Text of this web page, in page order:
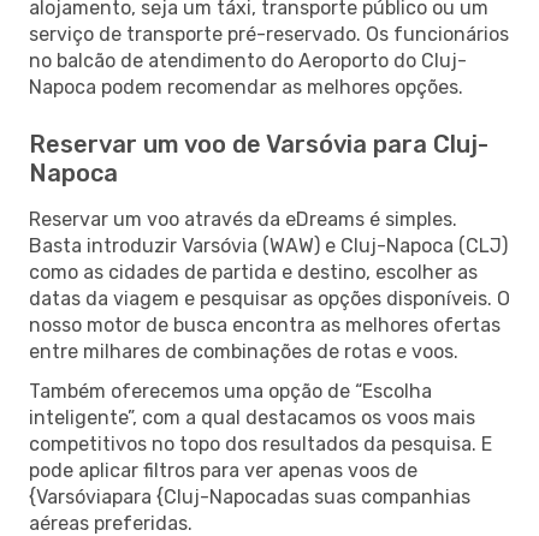
alojamento, seja um táxi, transporte público ou um
serviço de transporte pré-reservado. Os funcionários
no balcão de atendimento do Aeroporto do Cluj-
Napoca podem recomendar as melhores opções.
Reservar um voo de Varsóvia para Cluj-
Napoca
Reservar um voo através da eDreams é simples.
Basta introduzir Varsóvia (WAW) e Cluj-Napoca (CLJ)
como as cidades de partida e destino, escolher as
datas da viagem e pesquisar as opções disponíveis. O
nosso motor de busca encontra as melhores ofertas
entre milhares de combinações de rotas e voos.
Também oferecemos uma opção de “Escolha
inteligente”, com a qual destacamos os voos mais
competitivos no topo dos resultados da pesquisa. E
pode aplicar filtros para ver apenas voos de
{Varsóviapara {Cluj-Napocadas suas companhias
aéreas preferidas.